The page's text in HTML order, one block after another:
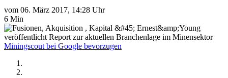
vom 06. März 2017, 14:28 Uhr
6 Min
Miningscout bei Google bevorzugen